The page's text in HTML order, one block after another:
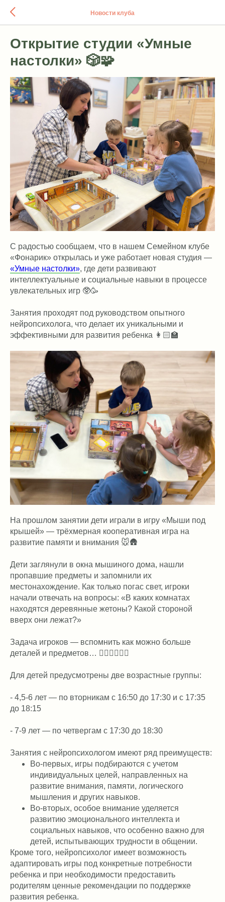
Новости клуба
Открытие студии «Умные
настолки» 🎲🧩
С радостью сообщаем, что в нашем Семейном клубе
«Фонарик» открылась и уже работает новая студия —
«Умные настолки», где дети развивают
интеллектуальные и социальные навыки в процессе
увлекательных игр 🥸🥳
Занятия проходят под руководством опытного
нейропсихолога, что делает их уникальными и
эффективными для развития ребенка 👩🏻‍🏫
На прошлом занятии дети играли в игру «Мыши под
крышей» — трёхмерная кооперативная игра на
развитие памяти и внимания 🐭🛖
Дети заглянули в окна мышиного дома, нашли
пропавшие предметы и запомнили их
местонахождение. Как только погас свет, игроки
начали отвечать на вопросы: «В каких комнатах
находятся деревянные жетоны? Какой стороной
вверх они лежат?»
Задача игроков — вспомнить как можно больше
деталей и предметов… 🕵🏼‍♀️🧮🧱🧣
Для детей предусмотрены две возрастные группы:
- 4,5-6 лет — по вторникам с 16:50 до 17:30 и с 17:35
до 18:15
- 7-9 лет — по четвергам с 17:30 до 18:30
Занятия с нейропсихологом имеют ряд преимуществ:
Во-первых, игры подбираются с учетом
индивидуальных целей, направленных на
развитие внимания, памяти, логического
мышления и других навыков.
Во-вторых, особое внимание уделяется
развитию эмоционального интеллекта и
социальных навыков, что особенно важно для
детей, испытывающих трудности в общении.
Кроме того, нейропсихолог имеет возможность
адаптировать игры под конкретные потребности
ребенка и при необходимости предоставить
родителям ценные рекомендации по поддержке
развития ребенка.